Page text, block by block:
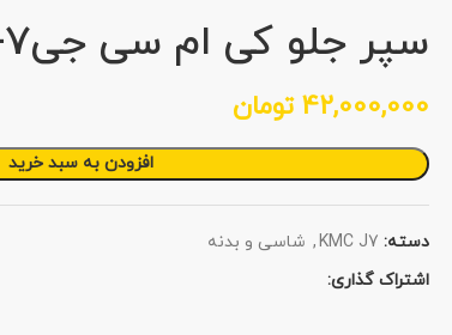
سپر جلو کی ام سی جی7-kmc j7
42,000,000 تومان
افزودن به سبد خرید
دسته: KMC J7
, شاسی و بدنه
اشتراک گذاری: